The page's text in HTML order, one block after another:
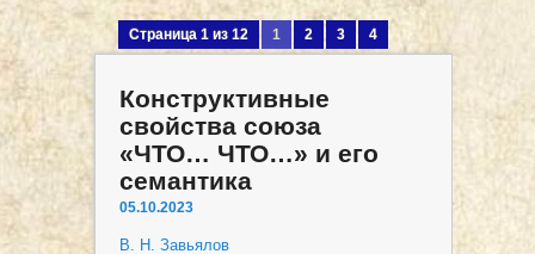
Страница 1 из 12 1 2 3
4
Конструктивные
свойства союза
«ЧТО… ЧТО…» и его
семантика
05.10.2023
В. Н. Завьялов